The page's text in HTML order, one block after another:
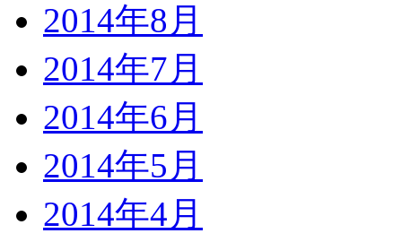
2014年8月
2014年7月
2014年6月
2014年5月
2014年4月